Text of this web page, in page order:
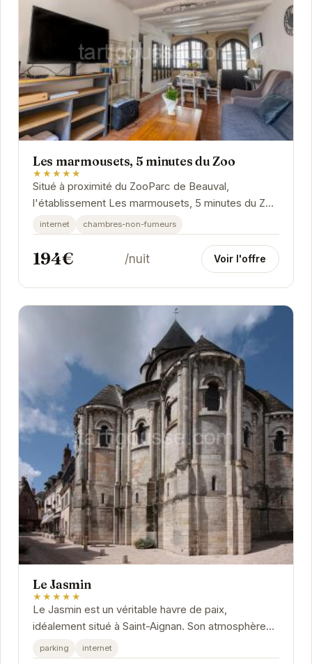
Les marmousets, 5 minutes du Zoo
★★★★★
Situé à proximité du ZooParc de Beauval,
l'établissement Les marmousets, 5 minutes du Zoo
propose un hébergement idéal pour les familles et
les...
internet chambres-non-fumeurs
194€ /nuit Voir l'offre
Le Jasmin
★★★★★
Le Jasmin est un véritable havre de paix,
idéalement situé à Saint-Aignan. Son atmosphère
chaleureuse et son emplacement privilégié en font
un...
parking internet